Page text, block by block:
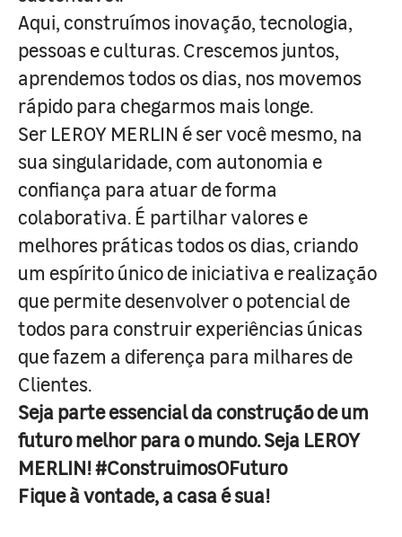
Aqui, construímos inovação, tecnologia,
pessoas e culturas. Crescemos juntos,
aprendemos todos os dias, nos movemos
rápido para chegarmos mais longe.
Ser LEROY MERLIN é ser você mesmo, na
sua singularidade, com autonomia e
confiança para atuar de forma
colaborativa. É partilhar valores e
melhores práticas todos os dias, criando
um espírito único de iniciativa e realização
que permite desenvolver o potencial de
todos para construir experiências únicas
que fazem a diferença para milhares de
Clientes.
Seja parte essencial da construção de um
futuro melhor para o mundo. Seja LEROY
MERLIN! #ConstruimosOFuturo
Fique à vontade, a casa é sua!